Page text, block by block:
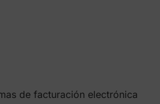
de facturación electrónica